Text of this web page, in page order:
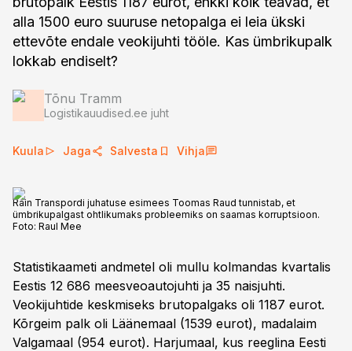
alla 1500 euro suuruse netopalga ei leia ükski
ettevõte endale veokijuhti tööle. Kas ümbrikupalk
lokkab endiselt?
Tõnu Tramm
Logistikauudised.ee juht
Kuula Jaga Salvesta Vihja
Rain Transpordi juhatuse esimees Toomas Raud tunnistab, et
ümbrikupalgast ohtlikumaks probleemiks on saamas korruptsioon.
Foto: Raul Mee
Statistikaameti andmetel oli mullu kolmandas kvartalis
Eestis 12 686 meesveoautojuhti ja 35 naisjuhti.
Veokijuhtide keskmiseks brutopalgaks oli 1187 eurot.
Kõrgeim palk oli Läänemaal (1539 eurot), madalaim
Valgamaal (954 eurot). Harjumaal, kus reeglina Eesti